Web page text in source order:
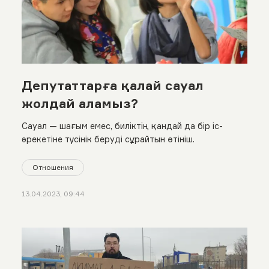
Депутаттарға қалай сауал
жолдай аламыз?
Сауал — шағым емес, биліктің қандай да бір іс-
әрекетіне түсінік беруді сұрайтын өтініш.
Отношения
13.04.2023, 09:44